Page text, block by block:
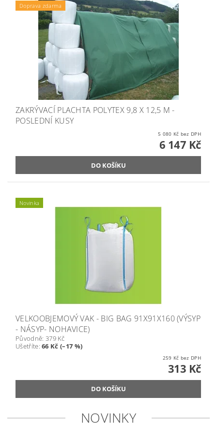
Doprava zdarma
ZAKRÝVACÍ PLACHTA POLYTEX 9,8 X 12,5 M -
POSLEDNÍ KUSY
5 080 Kč bez DPH
6 147 Kč
Novinka
VELKOOBJEMOVÝ VAK - BIG BAG 91X91X160 (VÝSYP
- NÁSYP- NOHAVICE)
Původně: 379 Kč
Ušetříte:66 Kč (–17 %)
259 Kč bez DPH
313 Kč
NOVINKY